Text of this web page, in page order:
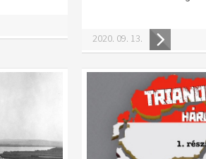
2020. 09. 13.